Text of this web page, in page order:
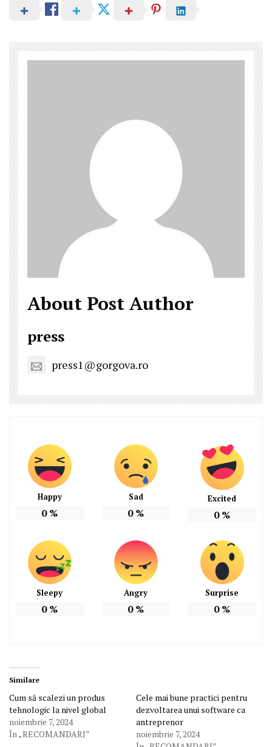
About Post Author
press
press1@gorgova.ro
Happy
0%
Sad
0%
Excited
0%
Sleepy
0%
Angry
0%
Surprise
0%
Similare
Cum să scalezi un produs
tehnologic la nivel global
noiembrie 7, 2024
În „RECOMANDARI”
Cele mai bune practici pentru
dezvoltarea unui software ca
antreprenor
noiembrie 7, 2024